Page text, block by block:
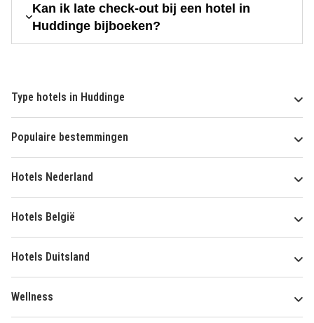
Kan ik late check-out bij een hotel in
Huddinge bijboeken?
Type hotels in Huddinge
Populaire bestemmingen
Hotels Nederland
Hotels België
Hotels Duitsland
Wellness